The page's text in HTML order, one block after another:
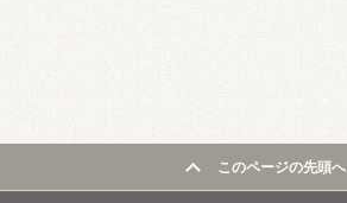
このページの先頭へ